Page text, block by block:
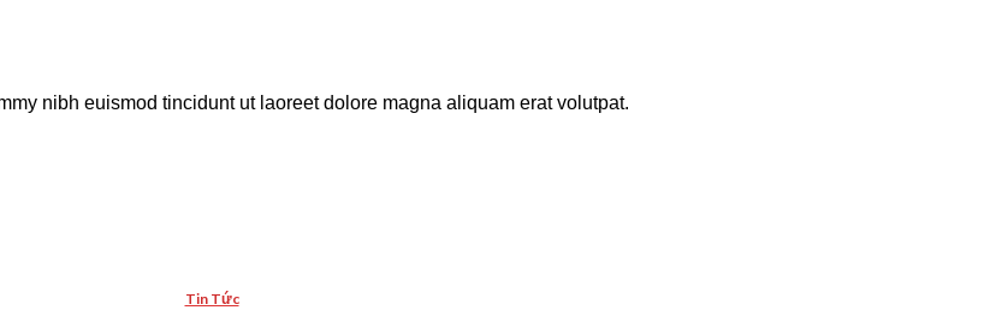
Tin Tức
nibh euismod tincidunt ut laoreet dolore magna aliquam erat volutpat.